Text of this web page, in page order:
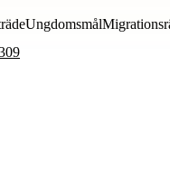
Ungdomsmål